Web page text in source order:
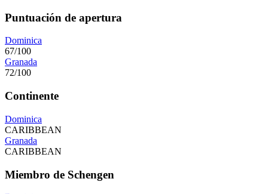
Puntuación de apertura
Dominica
67/100
Granada
72/100
Continente
Dominica
CARIBBEAN
Granada
CARIBBEAN
Miembro de Schengen